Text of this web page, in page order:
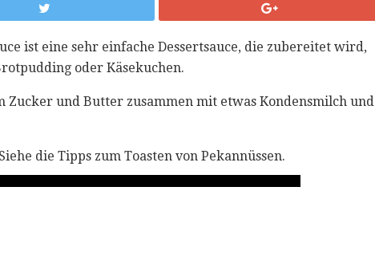
ist eine sehr einfache Dessertsauce, die zubereitet wird,
oder Käsekuchen.
und Butter zusammen mit etwas Kondensmilch und
die Tipps zum Toasten von Pekannüssen.